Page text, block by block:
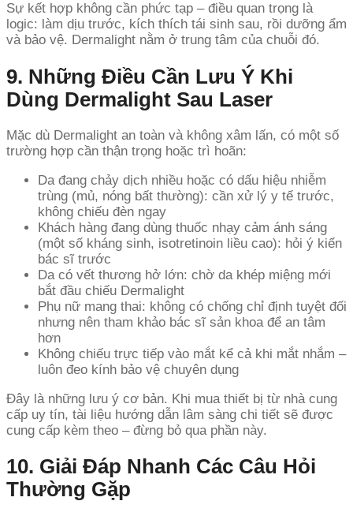
Sự kết hợp không cần phức tạp – điều quan trọng là
logic: làm dịu trước, kích thích tái sinh sau, rồi dưỡng ẩm
và bảo vệ. Dermalight nằm ở trung tâm của chuỗi đó.
9. Những Điều Cần Lưu Ý Khi
Dùng Dermalight Sau Laser
Mặc dù Dermalight an toàn và không xâm lấn, có một số
trường hợp cần thận trọng hoặc trì hoãn:
Da đang chảy dịch nhiều hoặc có dấu hiệu nhiễm
trùng (mủ, nóng bất thường): cần xử lý y tế trước,
không chiếu đèn ngay
Khách hàng đang dùng thuốc nhạy cảm ánh sáng
(một số kháng sinh, isotretinoin liều cao): hỏi ý kiến
bác sĩ trước
Da có vết thương hở lớn: chờ da khép miệng mới
bắt đầu chiếu Dermalight
Phụ nữ mang thai: không có chống chỉ định tuyệt đối
nhưng nên tham khảo bác sĩ sản khoa để an tâm
hơn
Không chiếu trực tiếp vào mắt kể cả khi mắt nhắm –
luôn đeo kính bảo vệ chuyên dụng
Đây là những lưu ý cơ bản. Khi mua thiết bị từ nhà cung
cấp uy tín, tài liệu hướng dẫn lâm sàng chi tiết sẽ được
cung cấp kèm theo – đừng bỏ qua phần này.
10. Giải Đáp Nhanh Các Câu Hỏi
Thường Gặp